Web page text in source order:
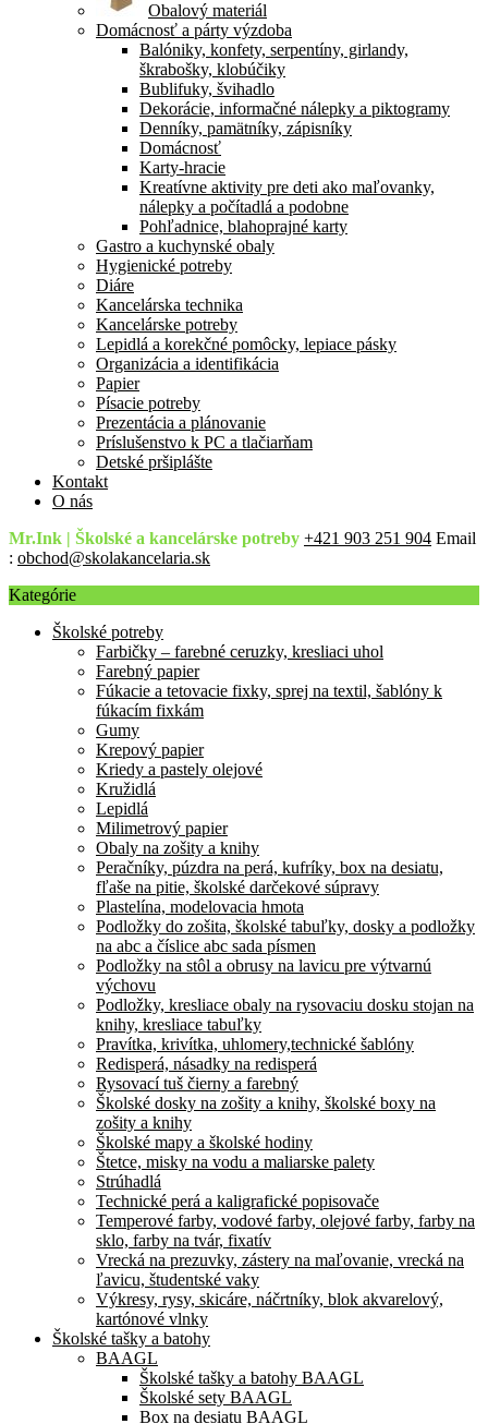
Obalový materiál
Domácnosť a párty výzdoba
Balóniky, konfety, serpentíny, girlandy,
škrabošky, klobúčiky
Bublifuky, švihadlo
Dekorácie, informačné nálepky a piktogramy
Denníky, pamätníky, zápisníky
Domácnosť
Karty-hracie
Kreatívne aktivity pre deti ako maľovanky,
nálepky a počítadlá a podobne
Pohľadnice, blahoprajné karty
Gastro a kuchynské obaly
Hygienické potreby
Diáre
Kancelárska technika
Kancelárske potreby
Lepidlá a korekčné pomôcky, lepiace pásky
Organizácia a identifikácia
Papier
Písacie potreby
Prezentácia a plánovanie
Príslušenstvo k PC a tlačiarňam
Detské pršiplášte
Kontakt
O nás
Mr.Ink | Školské a kancelárske potreby +421 903 251 904 Email
: obchod@skolakancelaria.sk
Kategórie
Školské potreby
Farbičky – farebné ceruzky, kresliaci uhol
Farebný papier
Fúkacie a tetovacie fixky, sprej na textil, šablóny k
fúkacím fixkám
Gumy
Krepový papier
Kriedy a pastely olejové
Kružidlá
Lepidlá
Milimetrový papier
Obaly na zošity a knihy
Peračníky, púzdra na perá, kufríky, box na desiatu,
fľaše na pitie, školské darčekové súpravy
Plastelína, modelovacia hmota
Podložky do zošita, školské tabuľky, dosky a podložky
na abc a číslice abc sada písmen
Podložky na stôl a obrusy na lavicu pre výtvarnú
výchovu
Podložky, kresliace obaly na rysovaciu dosku stojan na
knihy, kresliace tabuľky
Pravítka, krivítka, uhlomery,technické šablóny
Redisperá, násadky na redisperá
Rysovací tuš čierny a farebný
Školské dosky na zošity a knihy, školské boxy na
zošity a knihy
Školské mapy a školské hodiny
Štetce, misky na vodu a maliarske palety
Strúhadlá
Technické perá a kaligrafické popisovače
Temperové farby, vodové farby, olejové farby, farby na
sklo, farby na tvár, fixatív
Vrecká na prezuvky, zástery na maľovanie, vrecká na
ľavicu, študentské vaky
Výkresy, rysy, skicáre, náčrtníky, blok akvarelový,
kartónové vlnky
Školské tašky a batohy
BAAGL
Školské tašky a batohy BAAGL
Školské sety BAAGL
Box na desiatu BAAGL